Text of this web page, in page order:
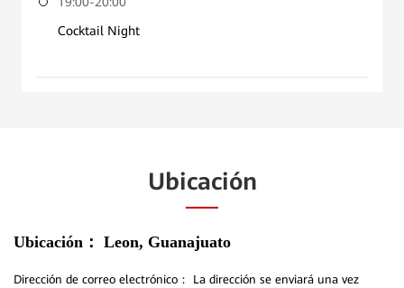
Cocktail Night
Ubicación
Ubicación： Leon, Guanajuato
Dirección de correo electrónico：
La dirección se enviará una vez